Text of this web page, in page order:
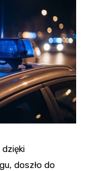
doszło do